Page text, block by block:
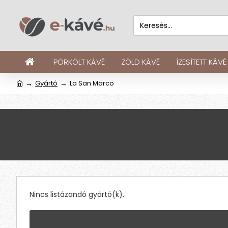
PÖRKÖLT KÁVÉ ZÖLD KÁVÉ ÍZESÍTETT KÁVÉ
Gyártó La San Marco
Nincs listázandó gyártó(k).